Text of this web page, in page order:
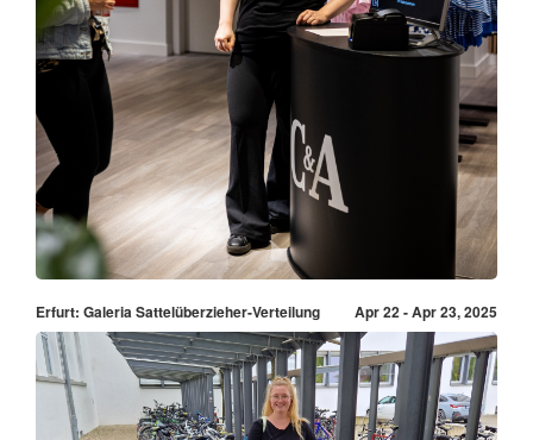
Erfurt: Galeria Sattelüberzieher-Verteilung Apr 22 - Apr 23, 2025